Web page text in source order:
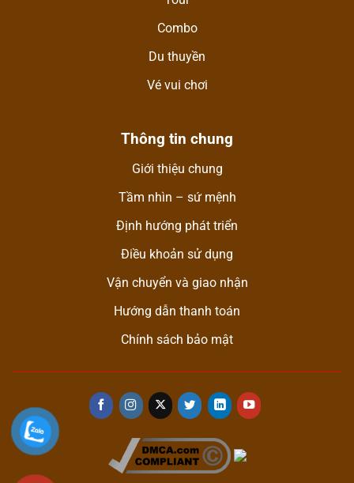
Combo
Du thuyền
Vé vui chơi
Thông tin chung
Giới thiệu chung
Tầm nhìn – sứ mệnh
Định hướng phát triển
Điều khoản sử dụng
Vận chuyển và giao nhận
Hướng dẫn thanh toán
Chính sách bảo mật